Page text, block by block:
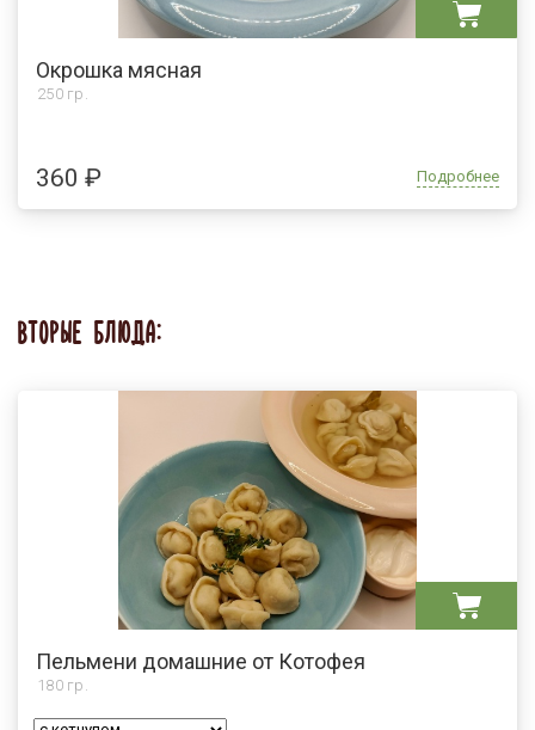
Окрошка мясная
250 гр.
360 ₽ Подробнее
ВТОРЫЕ БЛЮДА:
Пельмени домашние от Котофея
180 гр.